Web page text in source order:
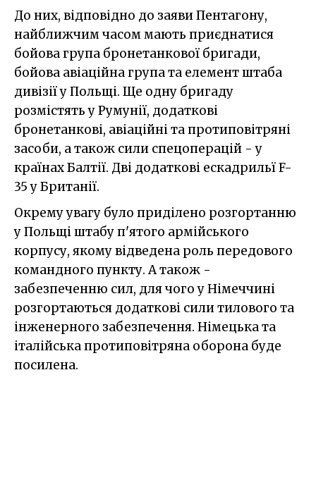
До них, відповідно до заяви Пентагону,
найближчим часом мають приєднатися
бойова група бронетанкової бригади,
бойова авіаційна група та елемент штаба
дивізії у Польщі. Ще одну бригаду
розмістять у Румунії, додаткові
бронетанкові, авіаційні та протиповітряні
засоби, а також сили спецоперацій - у
країнах Балтії. Дві додаткові ескадрильї F-
35 у Британії.
Окрему увагу було приділено розгортанню
у Польщі штабу п'ятого армійського
корпусу, якому відведена роль передового
командного пункту. А також -
забезпеченню сил, для чого у Німеччині
розгортаються додаткові сили тилового та
інженерного забезпечення. Німецька та
італійська протиповітряна оборона буде
посилена.